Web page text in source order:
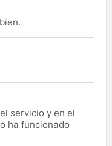
servicio y en el
ha funcionado